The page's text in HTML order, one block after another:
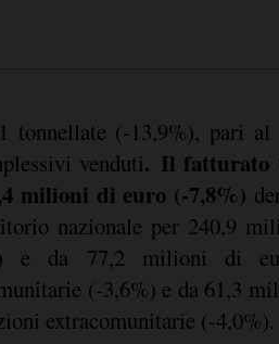
tonnellate (-13,9%), pari al
venduti. Il fatturato
milioni di euro (-7,8%)
nazionale per 240,9
e da 77,2 milioni di
(-3,6%) e da 61,3
extracomunitarie (-4,0%).